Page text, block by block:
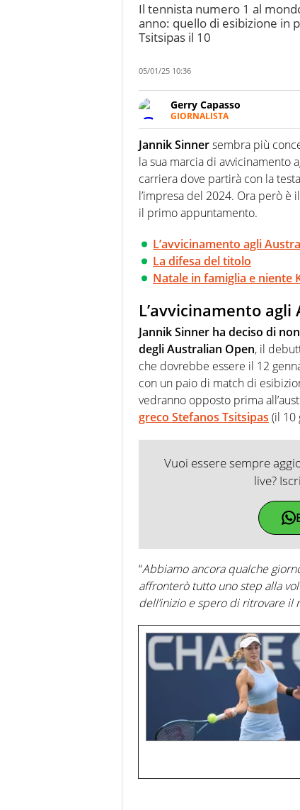
Il tennista numero 1 al
anno: quello di esibizione in
Tsitsipas il 10
05/01/25 10:36
Gerry Capasso
GIORNALISTA
Per lui gli sport americani
innata di trovare la notizia
Jannik Sinnersembra più
la sua marcia di avvicinamento
carriera dove partirà con la
l’impresa del 2024. Ora però
il primo appuntamento.
L’avvicinamento agli
La difesa del titolo
Natale in famiglia e niente
L’avvicinamento
Jannik Sinner ha deciso di
degli Australian Open, il
che dovrebbe essere il 12
con un paio di match di
vedranno opposto prima
greco Stefanos Tsitsipas (il 10
Vuoi essere sempre
live?
“Abbiamo ancora qualche
affronterò tutto uno step alla
dell’inizio e spero di ritrovare